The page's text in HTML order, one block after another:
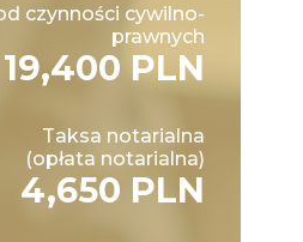
czynności cywilno-
prawnych
19,400 PLN
Taksa notarialna
(opłata notarialna)
4,650 PLN